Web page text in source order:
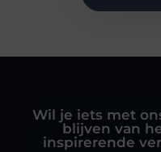
Wil je iets met
blijven van
inspirerende